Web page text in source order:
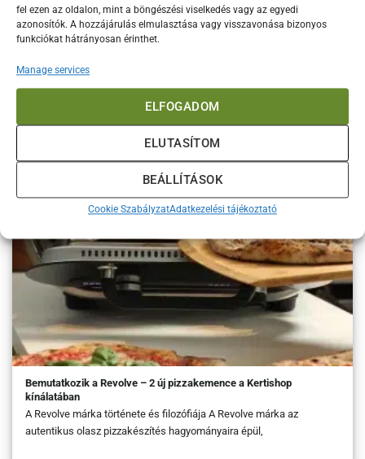
fel ezen az oldalon, mint a böngészési viselkedés vagy az egyedi
azonosítók. A hozzájárulás elmulasztása vagy visszavonása bizonyos
funkciókat hátrányosan érinthet.
Manage services
ELFOGADOM
ELUTASÍTOM
BEÁLLÍTÁSOK
Cookie SzabályzatAdatkezelési tájékoztató
Bemutatkozik a Revolve – 2 új pizzakemence a Kertishop
kínálatában
A Revolve márka története és filozófiája A Revolve márka az
autentikus olasz pizzakészítés hagyományaira épül,